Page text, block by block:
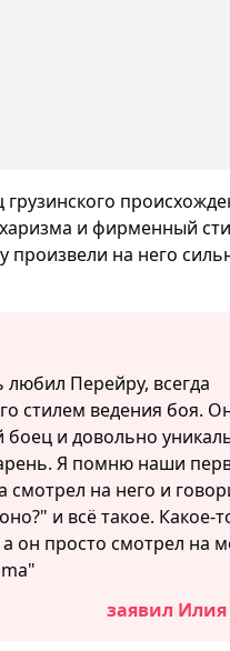
и фирменный
произвели на него
любил Перейру, всегда
стилем ведения боя.
и довольно
Я помню наши
смотрел на него и
и всё такое. Какое-
он просто смотрел на
заявил Илия